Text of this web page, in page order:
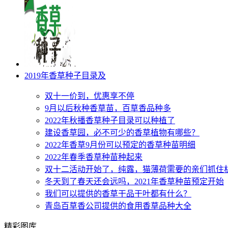
2019年香草种子目录及
双十一价到，优惠享不停
9月以后秋种香草苗，百草香品种多
2022年秋播香草种子目录可以种植了
建设香草园，必不可少的香草植物有哪些？
2022年香草9月份可以预定的香草种苗明细
2022年春季香草种苗种起来
双十二活动开始了，纯露，猫薄荷需要的亲们抓住
冬天到了春天还会远吗，2021年香草种苗预定开始
我们可以提供的香草干品干叶都有什么？
青岛百草香公司提供的食用香草品种大全
精彩图库